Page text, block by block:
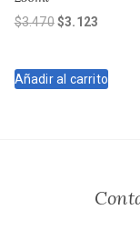
$3.470El
era:
$3.123
es:
Añadir al carrito